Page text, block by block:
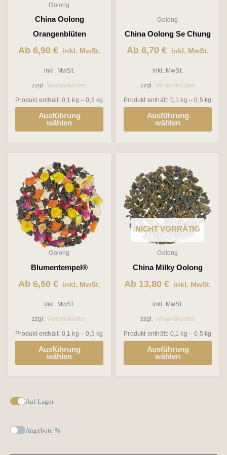
Auf Lager
Angebote %
Oolong
China Oolong
Orangenblüten
Ab 6,90 € inkl. MwSt.
inkl. MwSt.
zzgl. Versandkosten
Produkt enthält: 0,1 kg – 0,5 kg
Ausführung
wählen
Optionen
können
Produktseite
gewählt
werden
Oolong
China Oolong Se Chung
Ab 6,70 € inkl. MwSt.
inkl. MwSt.
zzgl. Versandkosten
Produkt enthält: 0,1 kg – 0,5 kg
Ausführung
wählen
können
Produktseite
gewählt
werden
Oolong
Blumentempel®
Ab 6,50 € inkl. MwSt.
inkl. MwSt.
zzgl. Versandkosten
Produkt enthält: 0,1 kg – 0,5 kg
Ausführung
wählen
Produkt
weist
mehrere
Varianten
auf.
Die
Optionen
der
Produktseite
gewählt
werden
NICHT VORRÄTIG
Oolong
China Milky Oolong
Ab 13,80 € inkl. MwSt.
inkl. MwSt.
zzgl. Versandkosten
Produkt enthält: 0,1 kg – 0,5 kg
Ausführung
wählen
Produkt
weist
mehrere
Varianten
auf.
Optionen
der
Produktseite
gewählt
werden